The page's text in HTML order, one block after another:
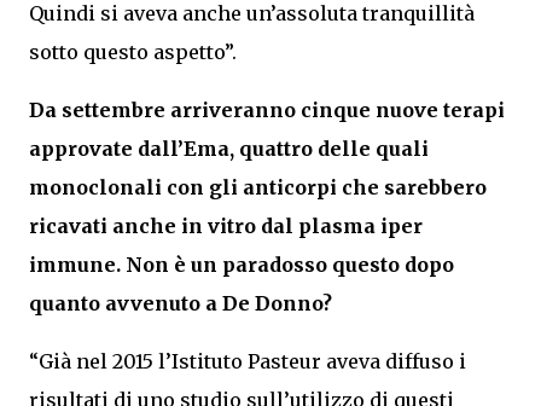
Quindi si aveva anche un’assoluta tranquillità
sotto questo aspetto”.
Da settembre arriveranno cinque nuove terapi
approvate dall’Ema, quattro delle quali
monoclonali con gli anticorpi che sarebbero
ricavati anche in vitro dal plasma iper
immune. Non è un paradosso questo dopo
quanto avvenuto a De Donno?
“Già nel 2015 l’Istituto Pasteur aveva diffuso i
risultati di uno studio sull’utilizzo di questi